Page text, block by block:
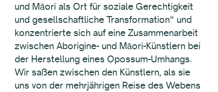
und Māori als Ort für soziale Gerechtigkeit
und gesellschaftliche Transformation“ und
konzentrierte sich auf eine Zusammenarbeit
zwischen Aborigine- und Māori-Künstlern bei
der Herstellung eines Opossum-Umhangs.
Wir saßen zwischen den Künstlern, als sie
uns von der mehrjährigen Reise des Webens